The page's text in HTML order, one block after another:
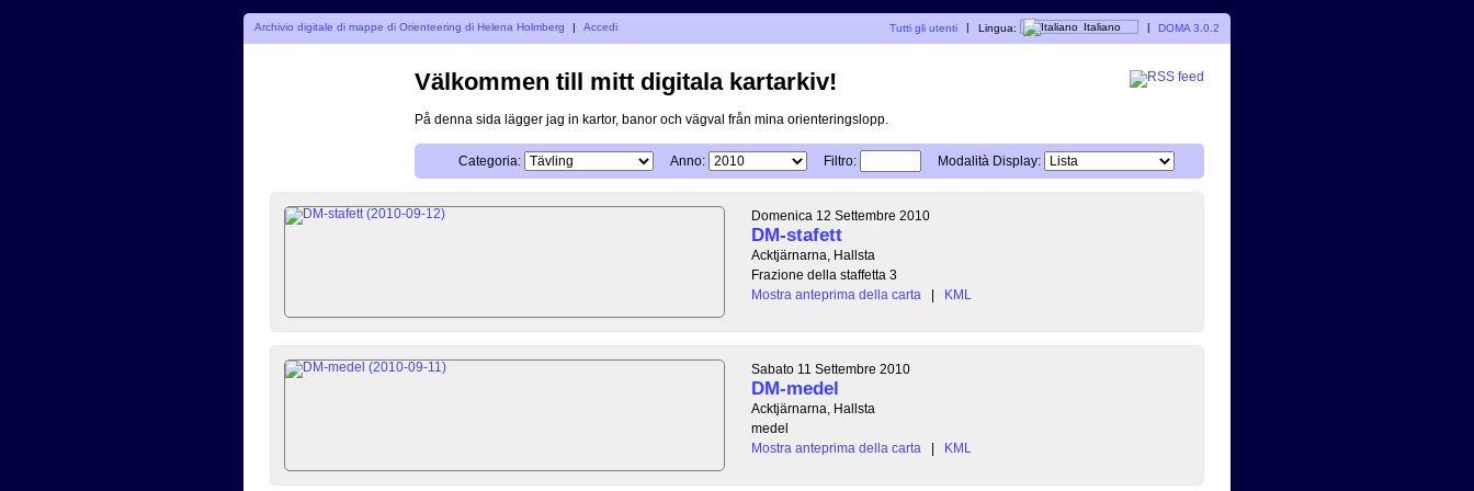
Archivio digitale di mappe di Orienteering di Helena Holmberg | Accedi Tutti gli utenti | Lingua: Italiano | DOMA 3.0.2
Välkommen till mitt digitala kartarkiv!
På denna sida lägger jag in kartor, banor och vägval från mina orienteringslopp.
Categoria: Anno: Filtro: Modalità Display:
Domenica 12 Settembre 2010
DM-stafett
Acktjärnarna, Hallsta
Frazione della staffetta 3
Mostra anteprima della carta
| KML
Sabato 11 Settembre 2010
DM-medel
Acktjärnarna, Hallsta
medel
Mostra anteprima della carta
| KML